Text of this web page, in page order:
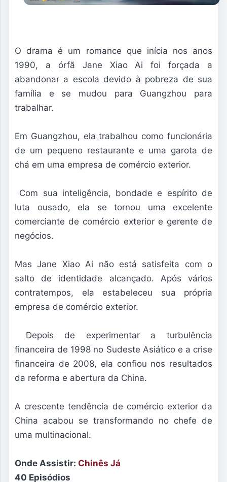
O drama é um romance que inícia nos anos
1990, a órfã Jane Xiao Ai foi forçada a
abandonar a escola devido à pobreza de sua
família e se mudou para Guangzhou para
trabalhar.
Em Guangzhou, ela trabalhou como funcionária
de um pequeno restaurante e uma garota de
chá em uma empresa de comércio exterior.
Com sua inteligência, bondade e espírito de
luta ousado, ela se tornou uma excelente
comerciante de comércio exterior e gerente de
negócios.
Mas Jane Xiao Ai não está satisfeita com o
salto de identidade alcançado. Após vários
contratempos, ela estabeleceu sua própria
empresa de comércio exterior.
Depois de experimentar a turbulência
financeira de 1998 no Sudeste Asiático e a crise
financeira de 2008, ela confiou nos resultados
da reforma e abertura da China.
A crescente tendência de comércio exterior da
China acabou se transformando no chefe de
uma multinacional.
Onde Assistir: Chinês Já
40 Episódios